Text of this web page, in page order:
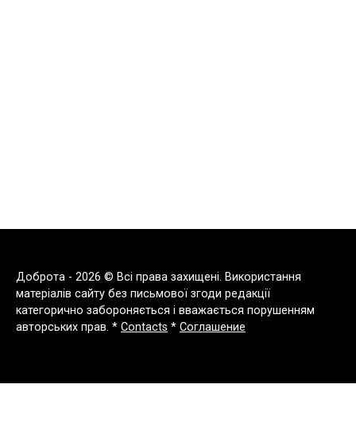
Доброта - 2026 © Всі права захищені. Використання
матеріалів сайту без письмової згоди редакції
категорично забороняється і вважається порушенням
авторських прав. * Contacts * Соглашение